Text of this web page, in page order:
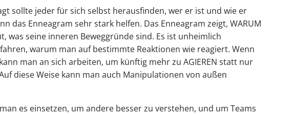
sollte jeder für sich selbst herausfinden, wer er ist und wie er
das Enneagram sehr stark helfen. Das Enneagram zeigt, WARUM
was seine inneren Beweggründe sind. Es ist unheimlich
warum man auf bestimmte Reaktionen wie reagiert. Wenn
man an sich arbeiten, um künftig mehr zu AGIEREN statt nur
Auf diese Weise kann man auch Manipulationen von außen
es einsetzen, um andere besser zu verstehen, und um Teams